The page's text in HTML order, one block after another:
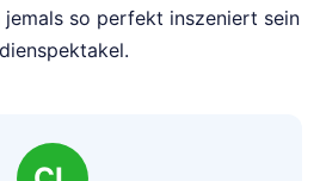
jemals so perfekt inszeniert sein